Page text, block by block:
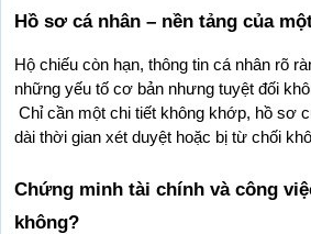
Hồ sơ cá nhân – nền tảng của
Hộ chiếu còn hạn, thông tin cá nhân rõ
những yếu tố cơ bản nhưng tuyệt đối
Chỉ cần một chi tiết không khớp, hồ sơ
dài thời gian xét duyệt hoặc bị từ chối
Chứng minh tài chính và công
không?